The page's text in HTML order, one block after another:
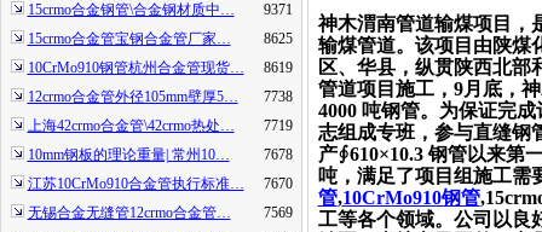
15crmo合金钢管\合金钢材质中…
9371
15crmo合金管宝钢合金管厂家…
8625
10CrMo910钢管杭州合金管现货…
8619
12crmo合金管外径105mm壁厚5…
7738
上海42crmo合金管\42crmo热处…
7719
10mm钢板的理论重量| 常州10…
7678
江苏10CrMo910合金管执行标准…
7670
无锡合金无缝管12crmo合金管…
7569
神木渭南管道输煤项目，
输煤管道。该项目由陕煤
区、华县，纵贯陕西北部
管道项目施工，9月底，
4000 吨钢管。为保证完
志组成专班，参与直缝钢
产∮610×10.3 钢管以来第
吨，满足了项目组施工需
管,10CrMo910钢管
工等各个领域。公司以良